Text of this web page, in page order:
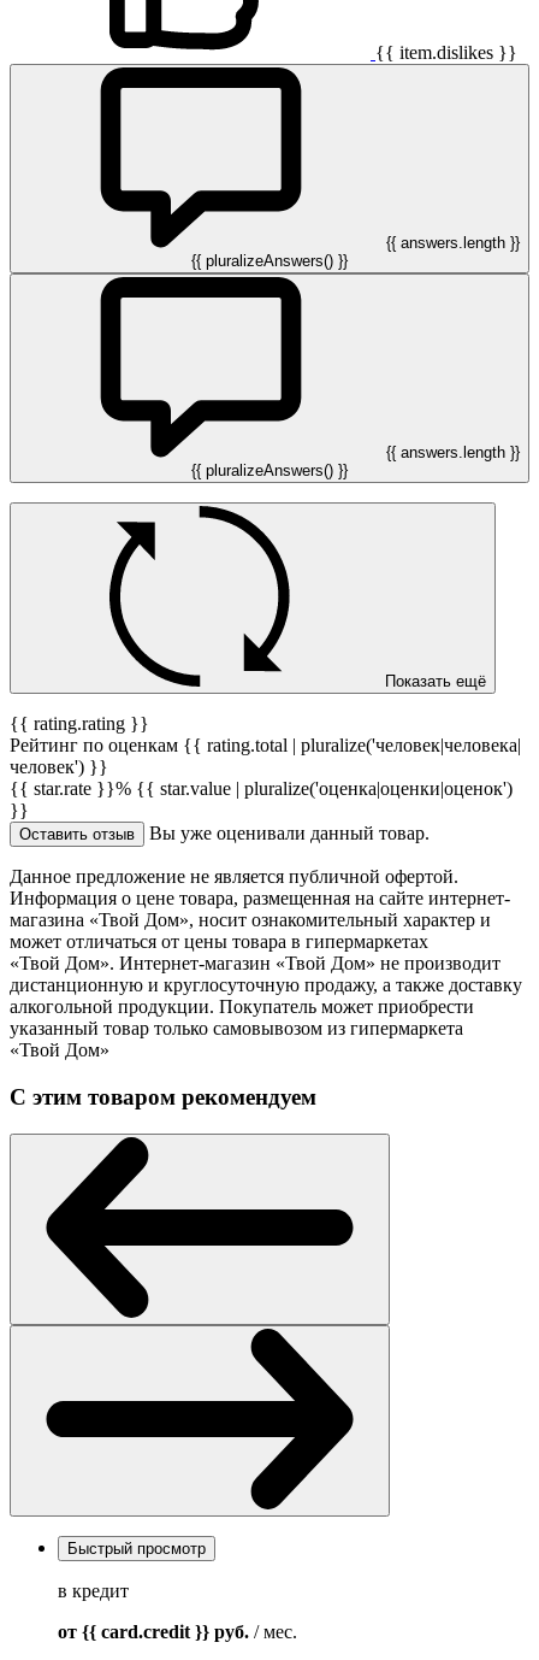
{{ item.dislikes }}
{{ answers.length }}
{{ pluralizeAnswers() }}
{{ answers.length }}
{{ pluralizeAnswers() }}
Показать ещё
{{ rating.rating }}
Рейтинг по оценкам {{ rating.total | pluralize('человек|человека|
человек') }}
{{ star.rate }}% {{ star.value | pluralize('оценка|оценки|оценок')
}}
Оставить отзыв Вы уже оценивали данный товар.
Данное предложение не является публичной офертой.
Информация о цене товара, размещенная на сайте интернет-
магазина «Твой Дом», носит ознакомительный характер и
может отличаться от цены товара в гипермаркетах
«Твой Дом». Интернет-магазин «Твой Дом» не производит
дистанционную и круглосуточную продажу, а также доставку
алкогольной продукции. Покупатель может приобрести
указанный товар только самовывозом из гипермаркета
«Твой Дом»
С этим товаром рекомендуем
Быстрый просмотр
в кредит
от {{ card.credit }} руб. / мес.